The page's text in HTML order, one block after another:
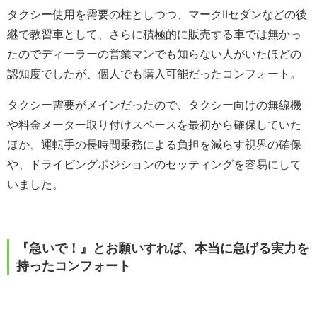
タクシー使用を需要の柱としつつ、マークIIセダンなどの後
継で教習車として、さらに積極的に販売する車では無かっ
たのでディーラーの営業マンでも知らない人がいたほどの
認知度でしたが、個人でも購入可能だったコンフォート。
タクシー需要がメインだったので、タクシー向けの無線機
や料金メーター取り付けスペースを最初から確保していた
ほか、運転手の長時間乗務による負担を減らす視界の確保
や、ドライビングポジションのセッティングを容易にして
いました。
『急いで！』とお願いすれば、本当に急げる実力を
持ったコンフォート